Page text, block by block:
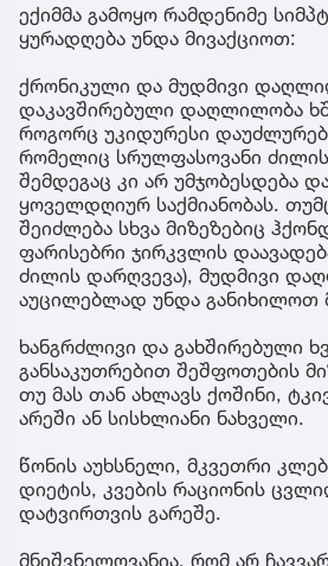
ექიმმა გამოყო რამდენიმე
ყურადღება უნდა მივაქციოთ:
ქრონიკული და მუდმივი
დაკავშირებული დაღლილობა
როგორც უკიდურესი
რომელიც სრულფასოვანი
შემდეგაც კი არ უმჯობესდება
ყოველდღიურ საქმიანობას.
შეიძლება სხვა მიზეზებიც
ფარისებრი ჯირკვლის
ძილის დარღვევა), მუდმივი
აუცილებლად უნდა განიხილოთ
ხანგრძლივი და გახშირებული
განსაკუთრებით შეშფოთების
თუ მას თან ახლავს ქოშინი,
არეში ან სისხლიანი ნახველი.
წონის აუხსნელი, მკვეთრი
დიეტის, კვების რაციონის
დატვირთვის გარეშე.
მნიშვნელოვანია, რომ არ